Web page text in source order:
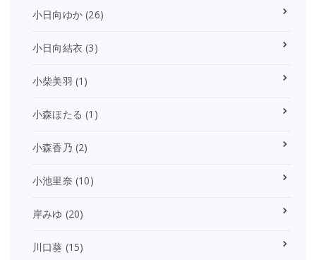
小日向ゆか (26)
小日向結衣 (3)
小柴美羽 (1)
小森ほたる (1)
小森香乃 (2)
小池里奈 (10)
岸みゆ (20)
川口葵 (15)